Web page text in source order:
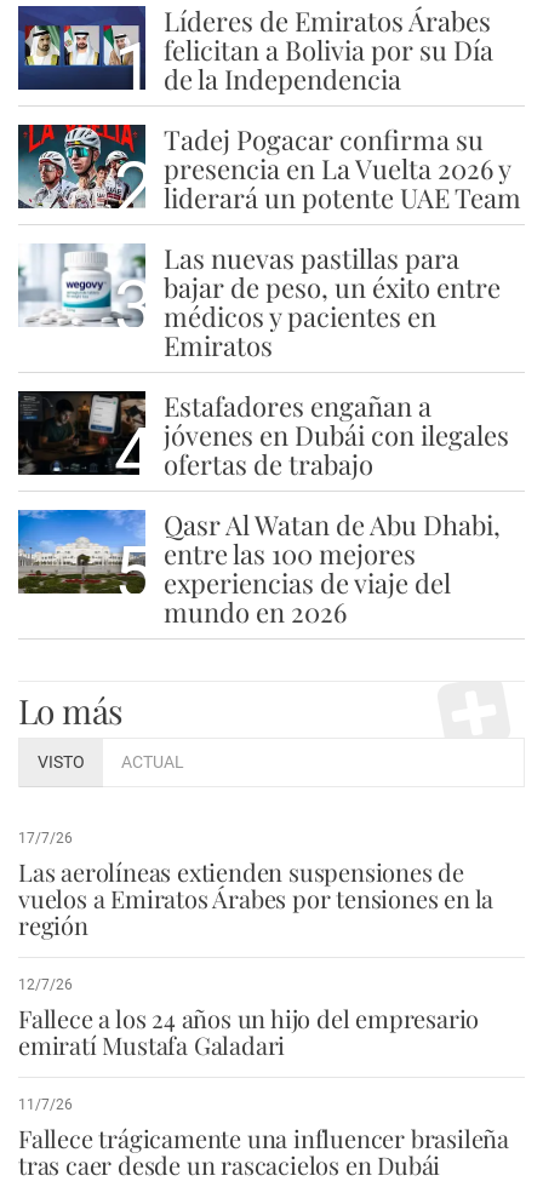
1
Líderes de Emiratos Árabes
felicitan a Bolivia por su Día
de la Independencia
2
Tadej Pogacar confirma su
presencia en La Vuelta 2026 y
liderará un potente UAE Team
3
Las nuevas pastillas para
bajar de peso, un éxito entre
médicos y pacientes en
Emiratos
4
Estafadores engañan a
jóvenes en Dubái con ilegales
ofertas de trabajo
5
Qasr Al Watan de Abu Dhabi,
entre las 100 mejores
experiencias de viaje del
mundo en 2026
Lo más
VISTO ACTUAL
17/7/26
Las aerolíneas extienden suspensiones de
vuelos a Emiratos Árabes por tensiones en la
región
12/7/26
Fallece a los 24 años un hijo del empresario
emiratí Mustafa Galadari
11/7/26
Fallece trágicamente una influencer brasileña
tras caer desde un rascacielos en Dubái